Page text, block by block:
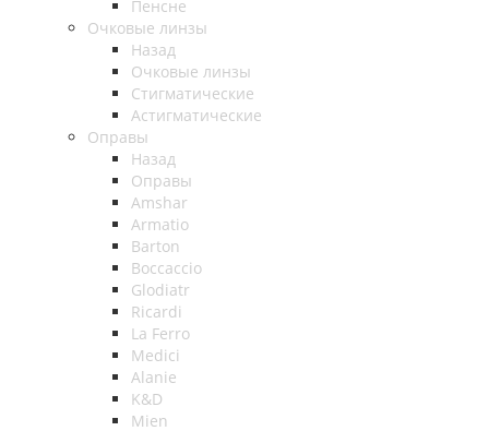
Пенсне
Очковые линзы
Назад
Очковые линзы
Стигматические
Астигматические
Оправы
Назад
Оправы
Amshar
Armatio
Barton
Boccaccio
Glodiatr
Ricardi
La Ferro
Medici
Alanie
K&D
Mien